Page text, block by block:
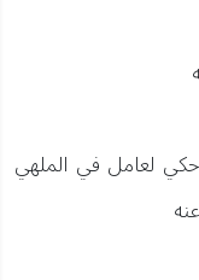
لعامل في الملهي